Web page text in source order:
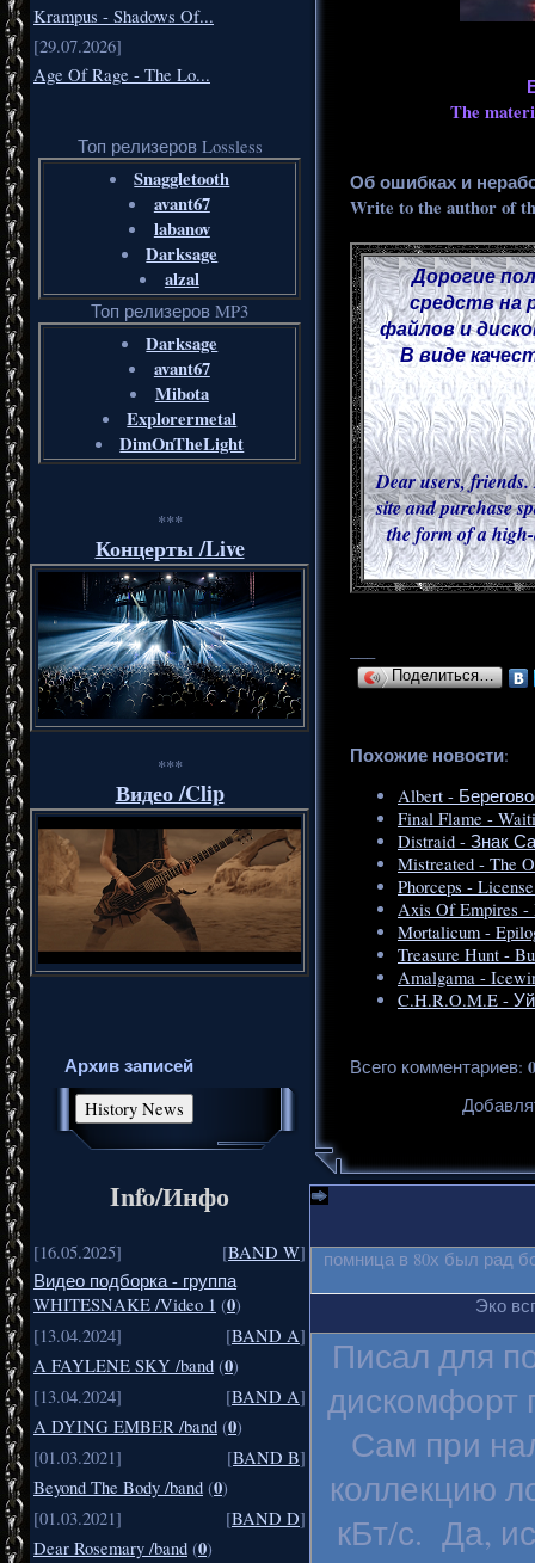
Krampus - Shadows Of...
[29.07.2026]
Age Of Rage - The Lo...
Топ релизеров Lossless
Snaggletooth
avant67
labanov
Darksage
alzal
Топ релизеров MP3
Darksage
avant67
Mibota
Explorermetal
DimOnTheLight
***
Концерты /Live
***
Видео /Clip
Архив записей
Info/Инфо
[16.05.2025] [BAND W]
Видео подборка - группа
WHITESNAKE /Video 1 (0)
[13.04.2024]
[BAND A]
A FAYLENE SKY /band (0)
[13.04.2024]
[BAND A]
A DYING EMBER /band (0)
[01.03.2021]
[BAND B]
Beyond The Body /band (0)
[01.03.2021]
[BAND D]
Dear Rosemary /band (0)
The
Об ошибках и
Write to the author of
Дорогие
средств на
файлов и
В виде
Dear users,
site and purchase
the form of a
Поделиться…
Похожие новости:
Albert -
Final Flame -
Distraid - Знак
Mistreated - The
Phorceps -
Axis Of Empires -
Mortalicum -
Treasure Hunt -
Amalgama -
C.H.R.O.M.E -
Всего комментариев: 0
помница в 80х был рад
Эко
Писал для
дискомфорт
Сам при
коллекцию
кБт/с. Да,